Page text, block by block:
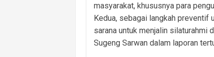
masyarakat, khususnya para
Kedua, sebagai langkah preventif
sarana untuk menjalin silaturahmi
Sugeng Sarwan dalam laporan